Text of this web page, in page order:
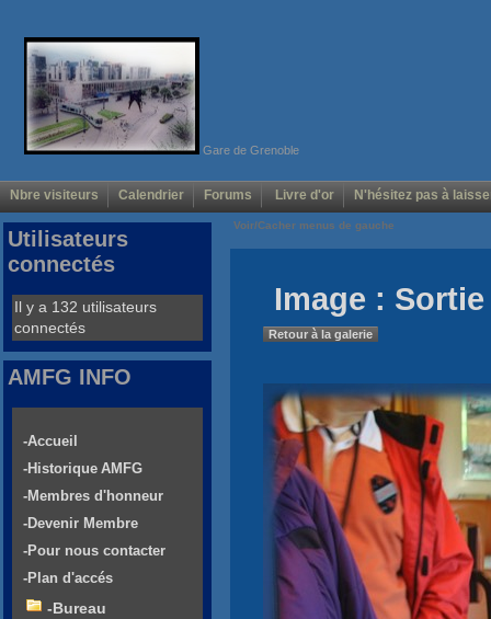
Gare de Grenoble
Nbre visiteurs Calendrier Forums Livre d'or N'hésitez pas à
Voir/Cacher menus de gauche
Image :
Retour à la galerie
Utilisateurs
connectés
Il y a 132 utilisateurs
connectés
AMFG INFO
-Accueil
-Historique AMFG
-Membres d'honneur
-Devenir Membre
-Pour nous contacter
-Plan d'accés
-Bureau